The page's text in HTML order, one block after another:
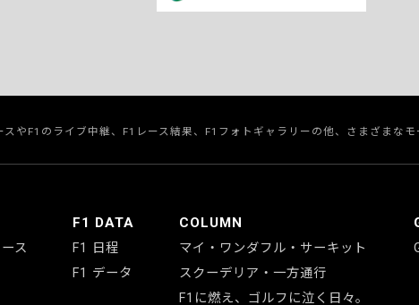
やF1のライブ中継、F1レース結果、F1フォトギャラリーの他、さまざまな
ス
F1 DATA
F1 日程
F1 データ
COLUMN
マイ・ワンダフル・サーキット
スクーデリア・一方通行
F1に燃え、ゴルフに泣く日々。